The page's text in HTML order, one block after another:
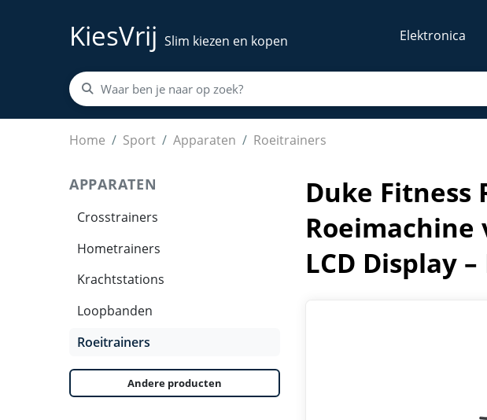
KiesVrij Slim kiezen en kopen Elektronica
Home Sport Apparaten Roeitrainers
Duke Fitness Roeitrainer IR40 – Waterweerstand Roeimachine voor
APPARATEN
Crosstrainers
Hometrainers
Krachtstations
Loopbanden
Roeitrainers
Andere producten
Duke Fitness
Roeimachine
LCD Display